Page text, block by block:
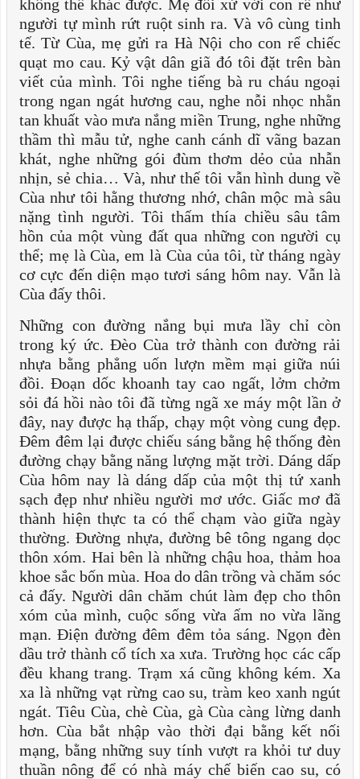
không thể khác được. Mẹ đối xử với con rể như
người tự mình rứt ruột sinh ra. Và vô cùng tinh
tế. Từ Cùa, mẹ gửi ra Hà Nội cho con rể chiếc
quạt mo cau. Kỷ vật dân giã đó tôi đặt trên bàn
viết của mình. Tôi nghe tiếng bà ru cháu ngoại
trong ngan ngát hương cau, nghe nỗi nhọc nhằn
tan khuất vào mưa nắng miền Trung, nghe những
thầm thì mẫu tử, nghe canh cánh dĩ vãng bazan
khát, nghe những gói đùm thơm dẻo của nhẫn
nhịn, sẻ chia… Và, như thế tôi vẫn hình dung về
Cùa như tôi hằng thương nhớ, chân mộc mà sâu
nặng tình người. Tôi thấm thía chiều sâu tâm
hồn của một vùng đất qua những con người cụ
thể; mẹ là Cùa, em là Cùa của tôi, từ tháng ngày
cơ cực đến diện mạo tươi sáng hôm nay. Vẫn là
Cùa đấy thôi.
Những con đường nắng bụi mưa lầy chỉ còn
trong ký ức. Đèo Cùa trở thành con đường rải
nhựa bằng phẳng uốn lượn mềm mại giữa núi
đồi. Đoạn dốc khoanh tay cao ngất, lởm chởm
sỏi đá hồi nào tôi đã từng ngã xe máy một lần ở
đây, nay được hạ thấp, chạy một vòng cung đẹp.
Đêm đêm lại được chiếu sáng bằng hệ thống đèn
đường chạy bằng năng lượng mặt trời. Dáng dấp
Cùa hôm nay là dáng dấp của một thị tứ xanh
sạch đẹp như nhiều người mơ ước. Giấc mơ đã
thành hiện thực ta có thể chạm vào giữa ngày
thường. Đường nhựa, đường bê tông ngang dọc
thôn xóm. Hai bên là những chậu hoa, thảm hoa
khoe sắc bốn mùa. Hoa do dân trồng và chăm sóc
cả đấy. Người dân chăm chút làm đẹp cho thôn
xóm của mình, cuộc sống vừa ấm no vừa lãng
mạn. Điện đường đêm đêm tỏa sáng. Ngọn đèn
dầu trở thành cổ tích xa xưa. Trường học các cấp
đều khang trang. Trạm xá cũng không kém. Xa
xa là những vạt rừng cao su, tràm keo xanh ngút
ngát. Tiêu Cùa, chè Cùa, gà Cùa càng lừng danh
hơn. Cùa bắt nhập vào thời đại bằng kết nối
mạng, bằng những suy tính vượt ra khỏi tư duy
thuần nông để có nhà máy chế biến cao su, có